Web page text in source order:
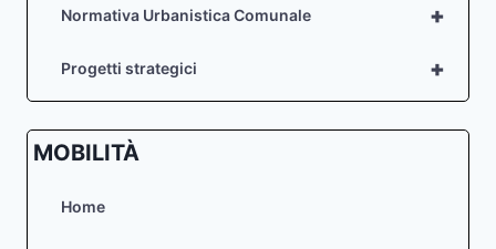
+
Normativa Urbanistica Comunale
+
Progetti strategici
MOBILITÀ
Home